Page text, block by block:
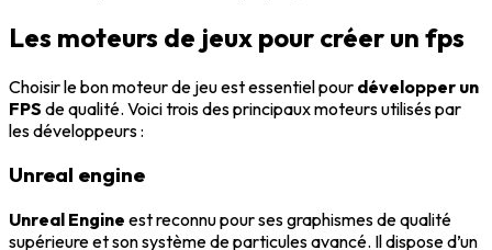
Les moteurs de jeux pour créer un fps
Choisir le bon moteur de jeu est essentiel pour développer un
FPS de qualité. Voici trois des principaux moteurs utilisés par
les développeurs :
Unreal engine
Unreal Engine est reconnu pour ses graphismes de qualité
supérieure et son système de particules avancé. Il dispose d’un